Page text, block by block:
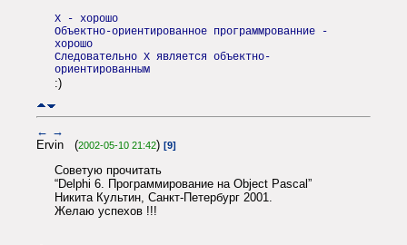
X - хорошо
Объектно-ориентированное программрованние -
хорошо
Следовательно X является объектно-
ориентированным
:)
← →
Ervin (2002-05-10 21:42) [9]
Советую прочитать
“Delphi 6. Программирование на Object Pascal”
Никита Культин, Санкт-Петербург 2001.
Желаю успехов !!!